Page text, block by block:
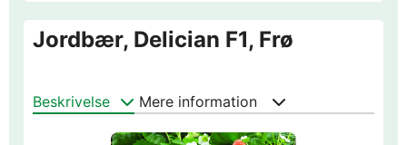
Jordbær, Delician F1, Frø
Beskrivelse Mere information